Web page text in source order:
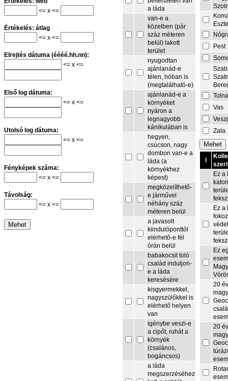
<= x <=
Értékelés: átlag
<= x <=
Elrejtés dátuma (éééé.hh.nn):
<= x <=
Első log dátuma:
<= x <=
Utolsó log dátuma:
<= x <=
Fényképek száma:
<= x <=
Távolság:
<= x <=
a láda
van-e a
közelben (pár
száz méteren
belül) lakott
terület
nyugodtan
ajánlanád-e
télen, hóban is
(megtalálható-e)
ajánlanád-e a
környéket
nyáron a
legnagyobb
kánikulában is
hegyen,
csúcson, nagy
dombon van-e a
láda (a
környékhez
képest)
megközelíthető-
e járművel
néhány száz
méteren belül
a javasolt
kiindulóponttól
elérhető-e fél
órán belül
babakocsit toló
család induljon-
e a láda
keresésére
kisgyermekkel,
nagyszülőkkel is
elérhető helyen
van
igénybe veszi-e
a cipőt, ruhát a
környék
(csalános,
bogáncsos)
a láda
megszerzéséhez
Pest
Vas
Zala
Ez a
Ez a
Ez
20
20